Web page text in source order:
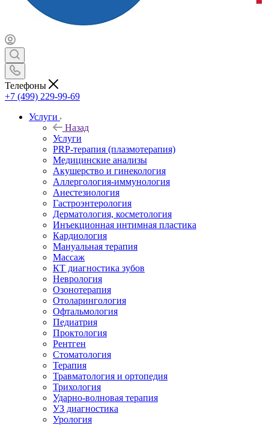
Телефоны
+7 (499) 229-99-69
Услуги
Назад
Услуги
PRP-терапия (плазмотерапия)
Медицинские анализы
Акушерство и гинекология
Аллергология-иммунология
Анестезиология
Гастроэнтерология
Дерматология, косметология
Инъекционная интимная пластика
Кардиология
Мануальная терапия
Массаж
КТ диагностика зубов
Неврология
Озонотерапия
Отоларингология
Офтальмология
Педиатрия
Проктология
Рентген
Стоматология
Терапия
Травматология и ортопедия
Трихология
Ударно-волновая терапия
УЗ диагностика
Урология